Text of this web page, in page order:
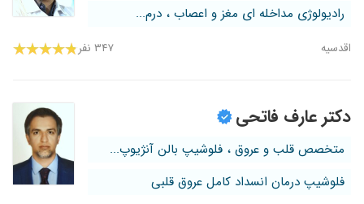
رادیولوژی مداخله ای مغز و اعصاب ، درم...
اقدسیه ۳۴۷ نفر
دکتر عارف فاتحی
متخصص قلب و عروق ، فلوشیپ بالن آنژیوپ...
فلوشیپ درمان انسداد کامل عروق قلبی